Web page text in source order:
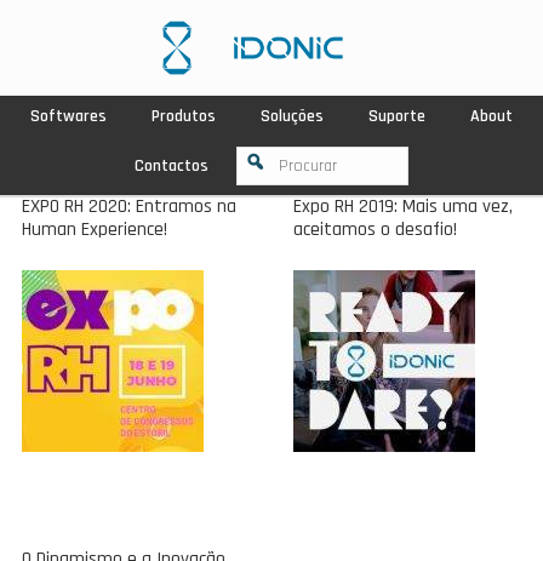
Softwares Produtos Soluções Suporte About
Contactos
EXPO RH 2020: Entramos na
Human Experience!
Expo RH 2019: Mais uma vez,
aceitamos o desafio!